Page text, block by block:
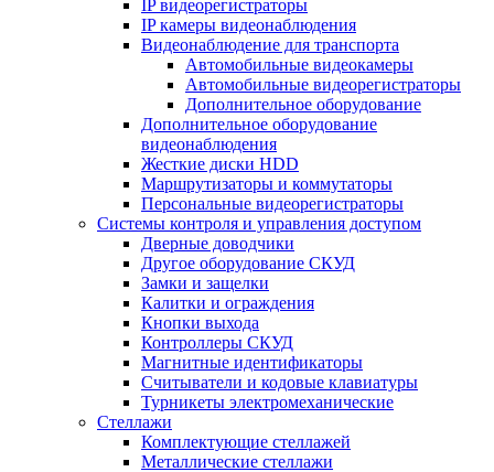
IP видеорегистраторы
IP камеры видеонаблюдения
Видеонаблюдение для транспорта
Автомобильные видеокамеры
Автомобильные видеорегистраторы
Дополнительное оборудование
Дополнительное оборудование
видеонаблюдения
Жесткие диски HDD
Маршрутизаторы и коммутаторы
Персональные видеорегистраторы
Системы контроля и управления доступом
Дверные доводчики
Другое оборудование СКУД
Замки и защелки
Калитки и ограждения
Кнопки выхода
Контроллеры СКУД
Магнитные идентификаторы
Считыватели и кодовые клавиатуры
Турникеты электромеханические
Стеллажи
Комплектующие стеллажей
Металлические стеллажи